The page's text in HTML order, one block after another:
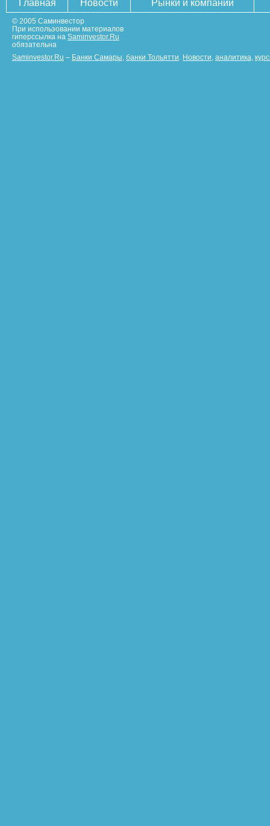
Главная Новости Рынки и компании
© 2005 Саминвестор
При использовании материалов
гиперссылка на Saminvestor.Ru
обязательна
Saminvestor.Ru – Банки Самары банки Тольятти Новости аналитика